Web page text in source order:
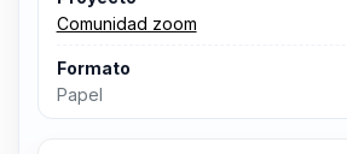
Comunidad zoom
Formato
Papel